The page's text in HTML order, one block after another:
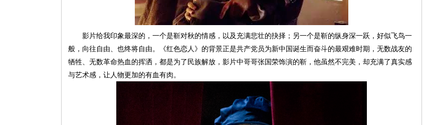
影片给我印象最深的，一个是靳对秋的情感，以及充满悲壮的抉择；另一个是靳的纵身深一跃，好似飞鸟一
般，向往自由、也终将自由。《红色恋人》的背景正是共产党员为新中国诞生而奋斗的最艰难时期，无数战友的
牺牲、无数革命热血的挥洒，都是为了民族解放，影片中哥哥张国荣饰演的靳，他虽然不完美，却充满了真实感
与艺术感，让人物更加的有血有肉。